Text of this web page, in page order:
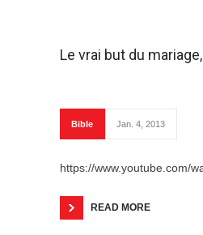
Le vrai but du
Bible Jan. 4, 2013
https://www.youtube.com/
READ MORE